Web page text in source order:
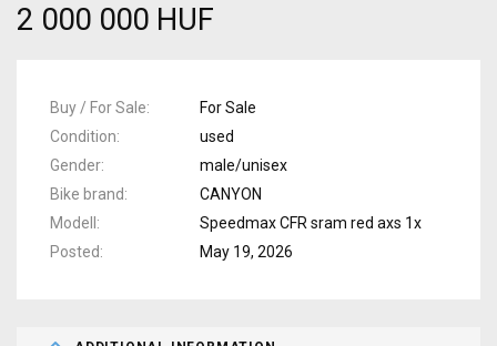
2 000 000 HUF
Buy / For Sale
For Sale
Condition
used
Gender
male/unisex
Bike brand
CANYON
Modell
Speedmax CFR sram red axs 1x
Posted
May 19, 2026